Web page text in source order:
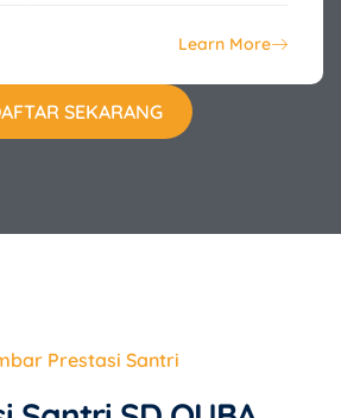
Learn More
SEKARANG
Prestasi Santri